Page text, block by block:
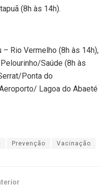
(8h às 14h).
Rio Vermelho (8h às 14h),
Saúde (8h às
Ponta do
Lagoa do Abaeté
Prevenção Vacinação